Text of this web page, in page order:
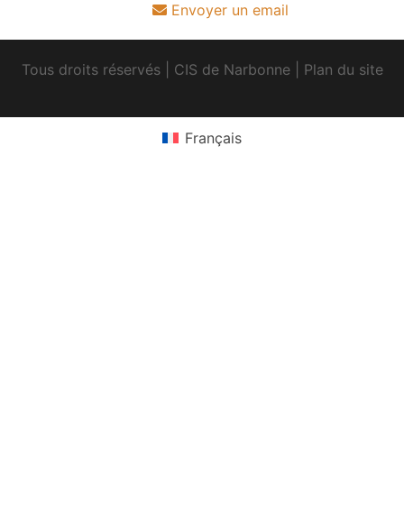
Envoyer un email
Tous droits réservés CIS de Narbonne Plan du site
Français